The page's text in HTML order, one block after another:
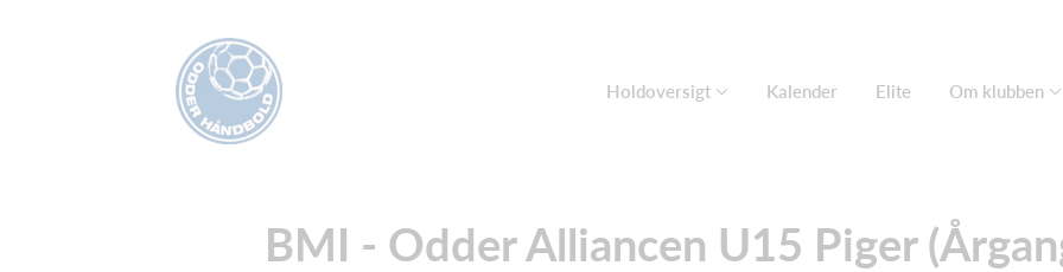
Holdoversigt Kalender Elite Om klubben
BMI - Odder Alliancen U15 Piger